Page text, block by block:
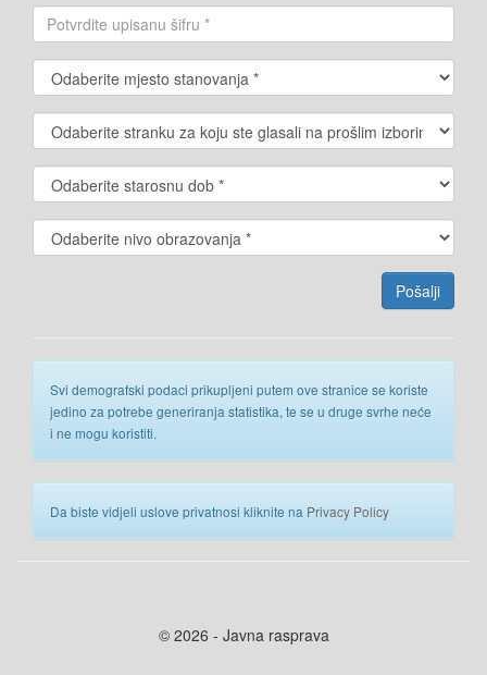
Svi demografski podaci prikupljeni putem ove stranice se koriste
jedino za potrebe generiranja statistika, te se u druge svrhe neće
i ne mogu koristiti.
Da biste vidjeli uslove privatnosi kliknite na Privacy Policy
© 2026 - Javna rasprava